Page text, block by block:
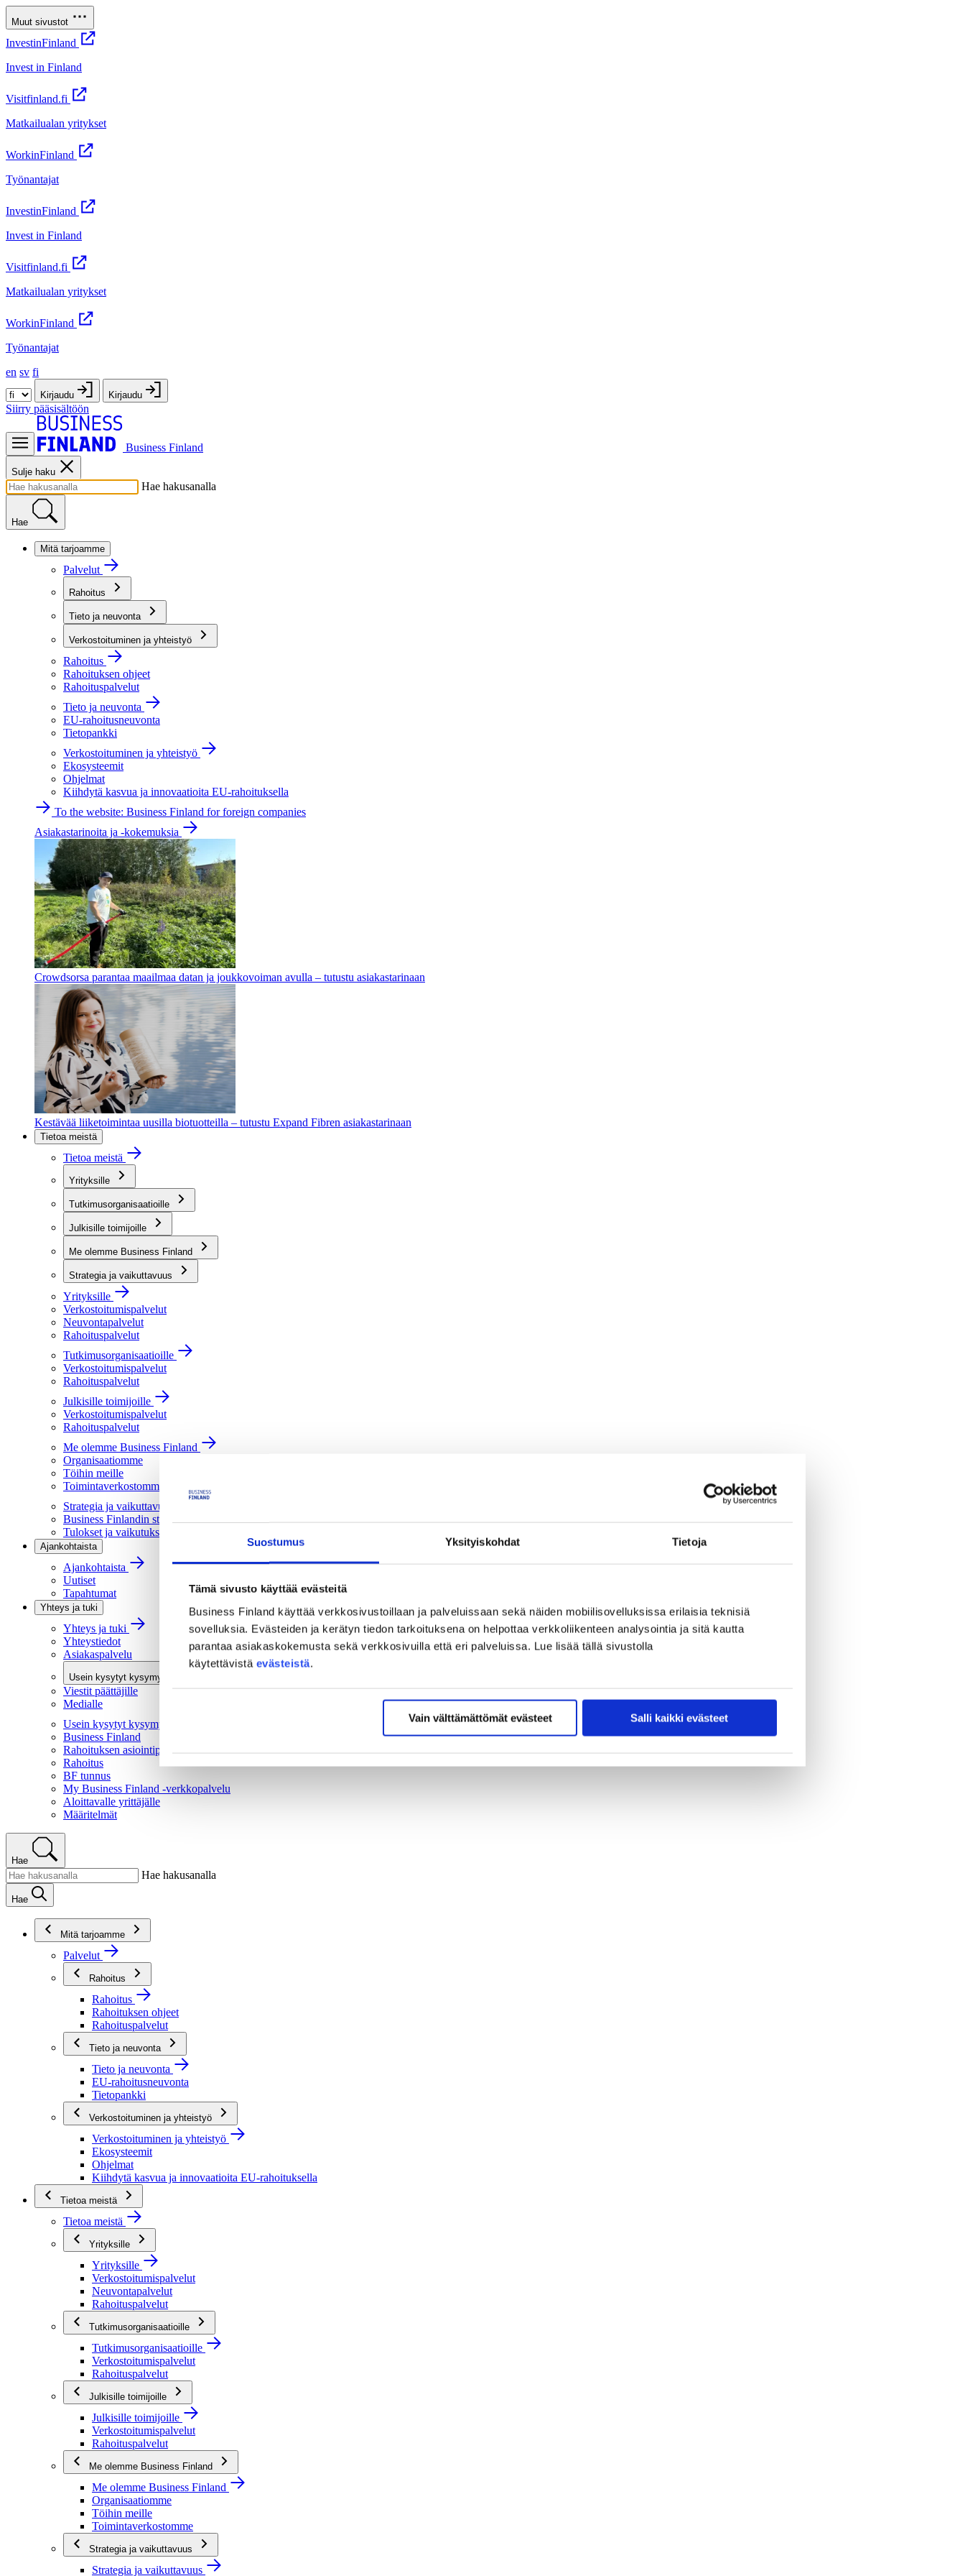
Suostumus Yksityiskohdat Tietoja
Tämä sivusto käyttää evästeitä
Business Finland käyttää verkkosivustoillaan ja palveluissaan sekä näiden mobiilisovelluksissa erilaisia teknisiä
sovelluksia. Evästeiden ja kerätyn tiedon tarkoituksena on helpottaa verkkoliikenteen analysointia ja sitä kautta
parantaa asiakaskokemusta sekä verkkosivuilla että eri palveluissa. Lue lisää tällä sivustolla
käytettävistä evästeistä.
Vain välttämättömät evästeet Salli kaikki evästeet
Muut sivustot
InvestinFinland
Invest in Finland
Visitfinland.fi
Matkailualan yritykset
WorkinFinland
Työnantajat
InvestinFinland
Invest in Finland
Visitfinland.fi
Matkailualan yritykset
WorkinFinland
Työnantajat
en sv fi
Kirjaudu Kirjaudu
Siirry pääsisältöön
Business Finland
Sulje haku
Hae hakusanalla
Hae
Mitä tarjoamme
Palvelut
Rahoitus
Tieto ja neuvonta
Verkostoituminen ja yhteistyö
Rahoitus
Rahoituksen ohjeet
Rahoituspalvelut
Tieto ja neuvonta
EU-rahoitusneuvonta
Tietopankki
Verkostoituminen ja yhteistyö
Ekosysteemit
Ohjelmat
Kiihdytä kasvua ja innovaatioita EU-rahoituksella
To the website: Business Finland for foreign companies
Asiakastarinoita ja -kokemuksia
Crowdsorsa parantaa maailmaa datan ja joukkovoiman avulla – tutustu asiakastarinaan
Kestävää liiketoimintaa uusilla biotuotteilla – tutustu Expand Fibren asiakastarinaan
Tietoa meistä
Tietoa meistä
Yrityksille
Tutkimusorganisaatioille
Julkisille toimijoille
Me olemme Business Finland
Strategia ja vaikuttavuus
Yrityksille
Verkostoitumispalvelut
Neuvontapalvelut
Rahoituspalvelut
Tutkimusorganisaatioille
Verkostoitumispalvelut
Rahoituspalvelut
Julkisille toimijoille
Verkostoitumispalvelut
Rahoituspalvelut
Me olemme Business Finland
Organisaatiomme
Töihin meille
Toimintaverkostomme
Strategia ja vaikuttavuus
Business Finlandin strategia 2030
Tulokset ja vaikutukset
Ajankohtaista
Ajankohtaista
Uutiset
Tapahtumat
Yhteys ja tuki
Yhteys ja tuki
Yhteystiedot
Asiakaspalvelu
Usein kysytyt kysymykset
Viestit päättäjille
Medialle
Usein kysytyt kysymykset
Business Finland
Rahoituksen asiointipalvelu
Rahoitus
BF tunnus
My Business Finland -verkkopalvelu
Aloittavalle yrittäjälle
Määritelmät
Hae
Hae hakusanalla
Hae
Mitä tarjoamme
Palvelut
Rahoitus
Rahoitus
Rahoituksen ohjeet
Rahoituspalvelut
Tieto ja neuvonta
Tieto ja neuvonta
EU-rahoitusneuvonta
Tietopankki
Verkostoituminen ja yhteistyö
Verkostoituminen ja yhteistyö
Ekosysteemit
Ohjelmat
Kiihdytä kasvua ja innovaatioita EU-rahoituksella
Tietoa meistä
Tietoa meistä
Yrityksille
Yrityksille
Verkostoitumispalvelut
Neuvontapalvelut
Rahoituspalvelut
Tutkimusorganisaatioille
Tutkimusorganisaatioille
Verkostoitumispalvelut
Rahoituspalvelut
Julkisille toimijoille
Julkisille toimijoille
Verkostoitumispalvelut
Rahoituspalvelut
Me olemme Business Finland
Me olemme Business Finland
Organisaatiomme
Töihin meille
Toimintaverkostomme
Strategia ja vaikuttavuus
Strategia ja vaikuttavuus